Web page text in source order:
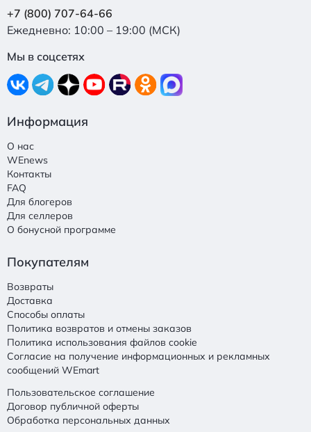
+7 (800) 707-64-66
Ежедневно: 10:00 – 19:00 (МСК)
Мы в соцсетях
Информация
О нас
WEnews
Контакты
FAQ
Для блогеров
Для селлеров
О бонусной программе
Покупателям
Возвраты
Доставка
Способы оплаты
Политика возвратов и отмены заказов
Политика использования файлов cookie
Согласие на получение информационных и рекламных
сообщений WEmart
Пользовательское соглашение
Договор публичной оферты
Обработка персональных данных